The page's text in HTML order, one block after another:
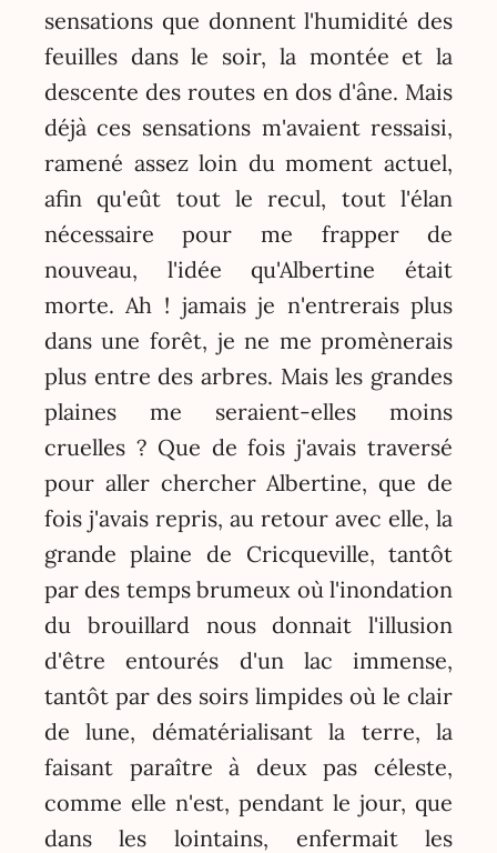
sensations que donnent l'humidité des
feuilles dans le soir, la montée et la
descente des routes en dos d'âne. Mais
déjà ces sensations m'avaient ressaisi,
ramené assez loin du moment actuel,
afin qu'eût tout le recul, tout l'élan
nécessaire pour me frapper de
nouveau, l'idée qu'Albertine était
morte. Ah ! jamais je n'entrerais plus
dans une forêt, je ne me promènerais
plus entre des arbres. Mais les grandes
plaines me seraient-elles moins
cruelles ? Que de fois j'avais traversé
pour aller chercher Albertine, que de
fois j'avais repris, au retour avec elle, la
grande plaine de Cricqueville, tantôt
par des temps brumeux où l'inondation
du brouillard nous donnait l'illusion
d'être entourés d'un lac immense,
tantôt par des soirs limpides où le clair
de lune, dématérialisant la terre, la
faisant paraître à deux pas céleste,
comme elle n'est, pendant le jour, que
dans les lointains, enfermait les